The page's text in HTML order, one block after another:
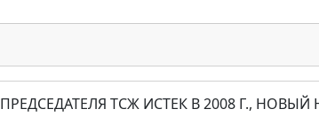
ТСЖ ИСТЕК В 2008 Г., НОВЫЙ